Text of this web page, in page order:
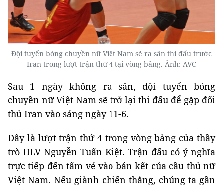
Đội tuyển bóng chuyền nữ Việt Nam sẽ ra sân thi đấu trước
Iran trong lượt trận thứ 4 tại vòng bảng. Ảnh: AVC
Sau 1 ngày không ra sân, đội tuyển bóng
chuyền nữ Việt Nam sẽ trở lại thi đấu để gặp đối
thủ Iran vào sáng ngày 11-6.
Đây là lượt trận thứ 4 trong vòng bảng của thầy
trò HLV Nguyễn Tuấn Kiệt. Trận đấu có ý nghĩa
trực tiếp đến tấm vé vào bán kết của cầu thủ nữ
Việt Nam. Nếu giành chiến thắng, chúng ta gần